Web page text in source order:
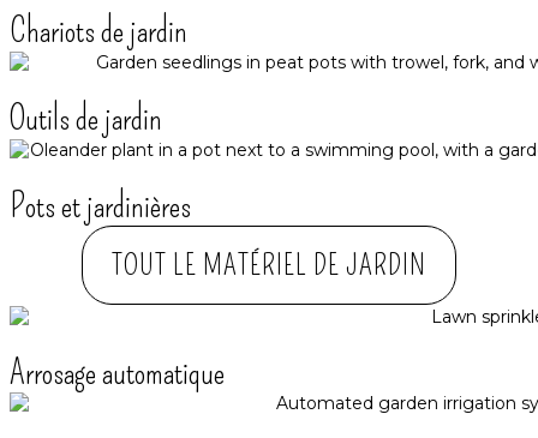
Chariots de jardin
Outils de jardin
Pots et jardinières
TOUT LE MATÉRIEL DE JARDIN
Arrosage automatique​